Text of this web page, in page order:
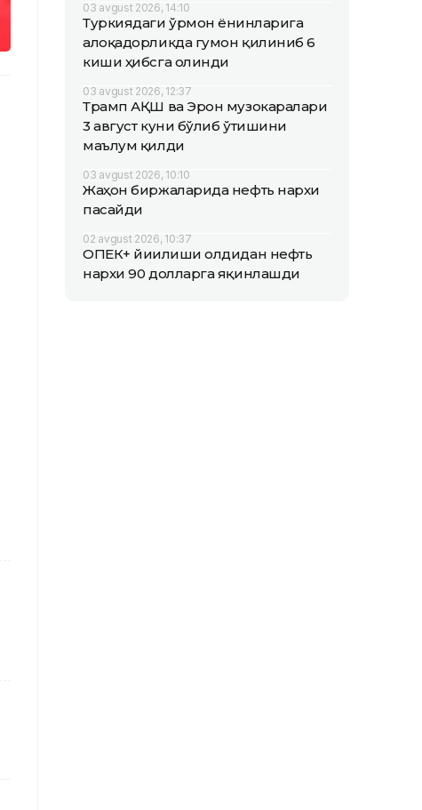
03 avgust 2026, 14:10
Туркиядаги ўрмон ёнғинларига
алоқадорликда гумон қилиниб 6
киши ҳибсга олинди
03 avgust 2026, 12:37
Трамп АҚШ ва Эрон музокаралари
3 август куни бўлиб ўтишини
маълум қилди
03 avgust 2026, 10:10
Жаҳон биржаларида нефть нархи
пасайди
02 avgust 2026, 10:37
ОПEК+ йиғилиши олдидан нефть
нархи 90 долларга яқинлашди